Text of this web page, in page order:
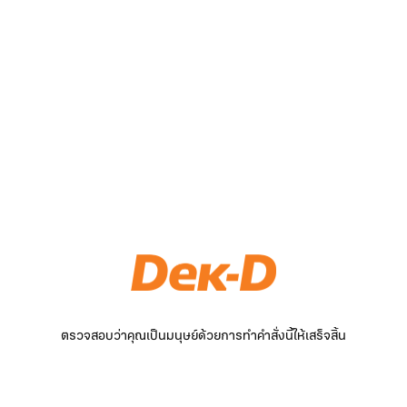
ตรวจสอบว่าคุณเป็นมนุษย์ด้วยการทำคำสั่งนี้ให้เสร็จสิ้น